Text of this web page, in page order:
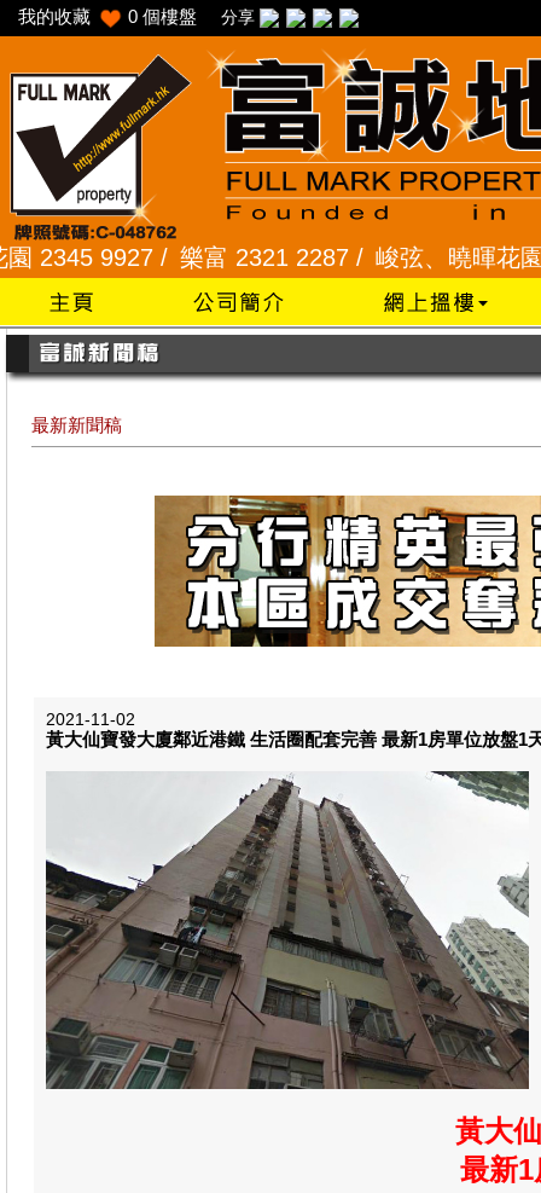
我的收藏 0 個樓盤 分享
/樂富 2321 2287 / 峻弦、曉暉花園 2345
最新新聞稿
2021-11-02
黃大仙寶發大廈鄰近港鐵 生活圈配套完善 最新1房單位放盤1
黃大
最新1